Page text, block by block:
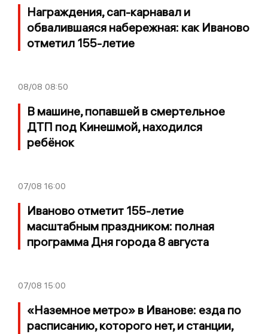
Награждения, сап-карнавал и
обвалившаяся набережная: как Иваново
отметил 155-летие
08/08 08:50
В машине, попавшей в смертельное
ДТП под Кинешмой, находился
ребёнок
07/08 16:00
Иваново отметит 155-летие
масштабным праздником: полная
программа Дня города 8 августа
07/08 15:00
«Наземное метро» в Иванове: езда по
расписанию, которого нет, и станции,